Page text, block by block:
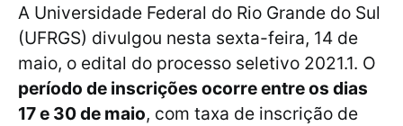
A Universidade Federal do Rio Grande do Sul
(UFRGS) divulgou nesta sexta-feira, 14 de
maio, o edital do processo seletivo 2021.1. O
período de inscrições ocorre entre os dias
17 e 30 de maio, com taxa de inscrição de